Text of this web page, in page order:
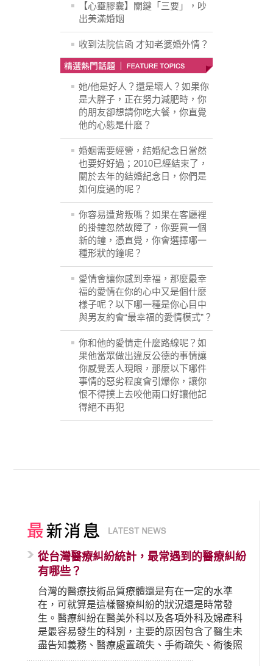
【心靈膠囊】關鍵「三要」，吵
出美滿婚姻
收到法院信函 才知老婆婚外情？
她/他是好人？還是壞人？如果你
是大胖子，正在努力減肥時，你
的朋友卻想請你吃大餐，你直覺
他的心態是什麽？
婚姻需要經營，結婚紀念日當然
也要好好過；2010已經結束了，
關於去年的結婚紀念日，你們是
如何度過的呢？
你容易遭背叛嗎？如果在客廳裡
的掛鐘忽然故障了，你要買一個
新的鐘，憑直覺，你會選擇哪一
種形狀的鐘呢？
愛情會讓你感到幸福，那麼最幸
福的愛情在你的心中又是個什麼
樣子呢？以下哪一種是你心目中
與男友約會“最幸福的愛情模式”？
你和他的愛情走什麼路線呢？如
果他當眾做出違反公德的事情讓
你感覺丟人現眼，那麼以下哪件
事情的惡劣程度會引爆你，讓你
恨不得撲上去咬他兩口好讓他記
得絕不再犯
從台灣醫療糾紛統計，最常遇到的醫療糾紛
有哪些？
台灣的醫療技術品質療體還是有在一定的水準
在，可就算是這樣醫療糾紛的狀況還是時常發
生。醫療糾紛在醫美外科以及各項外科及婦產科
是最容易發生的科別，主要的原因包含了醫生未
盡告知義務、醫療處置疏失、手術疏失、術後照
顧失當、醫療費用的收取。雖然醫學進步，但醫